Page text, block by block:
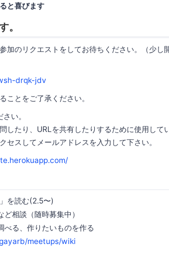
と喜びます
。
加のリクエストをしてお待ちください。（少し
drqk-jdv
ことをご了承ください。
い。
したり、URLを共有したりするために使用して
セスしてメールアドレスを入力して下さい。
」を読む(2.5〜)
相談（随時募集中）
べる、作りたいものを作る
meetups/wiki